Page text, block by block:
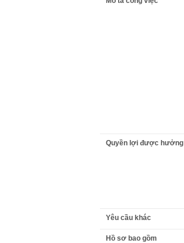
Quyền lợi được hưởng
Yêu cầu khác
Hồ sơ bao gồm